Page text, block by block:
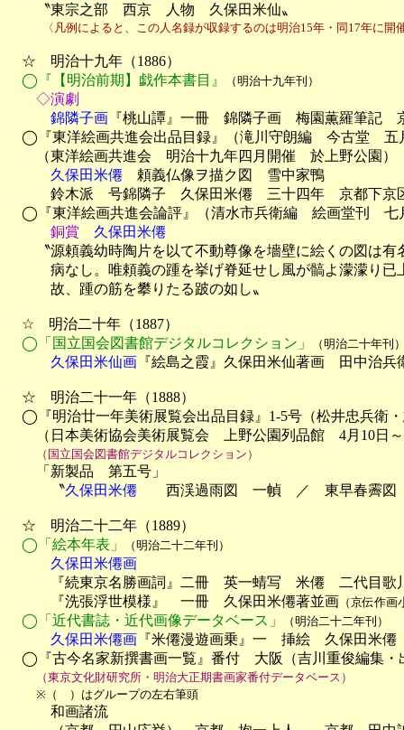
〝東宗之部　西京　人物　久保田米仙〟
〈凡例によると、この人名録が収録するのは明治15年・同17年に開
☆　明治十九年（1886）
◯『【明治前期】戯作本書目』
（明治十九年刊）
◇演劇
錦隣子画 『桃山譚』一冊　錦隣子画　梅園薫羅筆記　
◯『東洋絵画共進会出品目録』（滝川守朗編　今古堂　五
（東洋絵画共進会　明治十九年四月開催　於上野公園）
久保田米僊 頼義仏像ヲ描ク図　雪中家鴨
鈴木派　号錦隣子　久保田米僊　三十四年　京都下京
◯『東洋絵画共進会論評』（清水市兵衛編　絵画堂刊　七
銅賞
久保田米僊
〝源頼義幼時陶片を以て不動尊像を墻壁に絵くの図は有
病なし。唯頼義の踵を挙げ脊延せし風が髇よ濛濛り已
故、踵の筋を攀りたる跛の如し〟
☆　明治二十年（1887）
◯「国立国会図書館デジタルコレクション」
（明治二十年刊
久保田米仙画 『絵島之霞』久保田米仙著画　田中治兵
☆　明治二十一年（1888）
◯『明治廿一年美術展覧会出品目録』1-5号（松井忠兵衛・
（日本美術協会美術展覧会　上野公園列品館　4月10日～
（国立国会図書館デジタルコレクション）
「新製品　第五号」
〝久保田米僊 西渓過雨図　一幀　／　東早春霽図
☆　明治二十二年（1889）
◯「絵本年表」
（明治二十二年刊）
久保田米僊画
『続東京名勝画詞』二冊　英一蜻写　米僊　二代目歌
『洗張浮世模様』　一冊　久保田米僊著並画 （京伝作
◯「近代書誌・近代画像データベース」 （明治二十二年刊）
久保田米僊画 『米僊漫遊画乗』一　挿絵　久保田米
◯『古今名家新撰書画一覧』番付　大阪（吉川重俊編集・
（東京文化財研究所・明治大正期書画家番付データベース）
※（　）はグループの左右筆頭
和画諸流